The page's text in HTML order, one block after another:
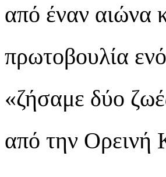
από έναν αιώνα
πρωτοβουλία
«ζήσαμε δύο
από την Ορεινή